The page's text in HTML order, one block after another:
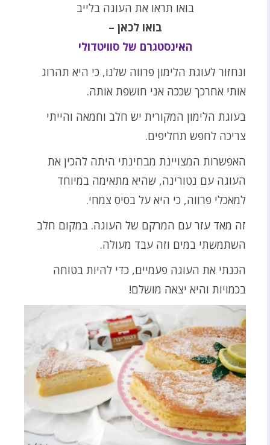
בואו תראו את העוגה בלייב
בואו לכאן –
האינסטגרם של סוויטדולי
ונחזור לעוגת הלימון פרווה שלנו, כי היא תהרוג
אותי אחרכך שככה אני חושפת אותה.
בעוגת הלימון המקורית יש חלב וחמאה והייתי
צריכה לחפש תחליפים.
האפשרות המצויינת מבחינתי היתה להכין את
העוגה עם נטורינה, שהיא מתאימה במיוחד
למאכלי פרווה, כי היא על בסיס צמחי.
זה מאד עזר עם המרקם של העוגה. במקום חלב
השתמשתי במים וזה עבד מעולה.
הכנתי את העוגה פעמיים, כדי להיות בטוחה
בכמויות והיא יצאה מושלם!